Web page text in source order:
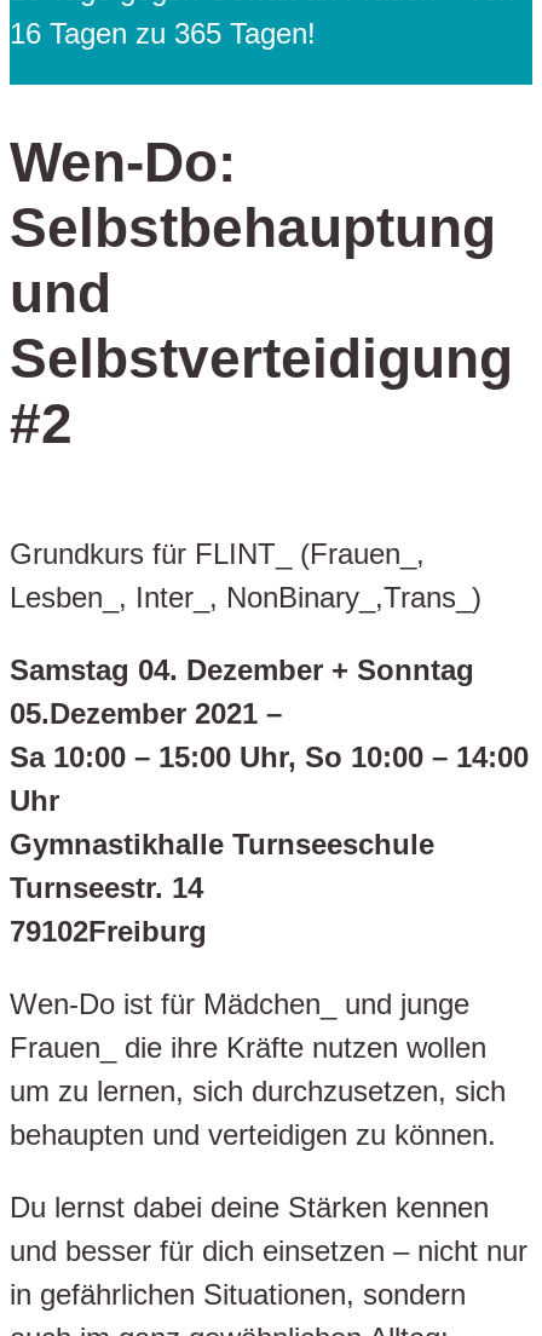
16 Tagen zu 365 Tagen!
Wen-Do:
Selbstbehauptung
und
Selbstverteidigung
#2
Grundkurs für FLINT_ (Frauen_,
Lesben_, Inter_, NonBinary_,Trans_)
Samstag 04. Dezember + Sonntag
05.Dezember 2021 –
Sa 10:00 – 15:00 Uhr, So 10:00 – 14:00
Uhr
Gymnastikhalle Turnseeschule
Turnseestr. 14
79102Freiburg
Wen-Do ist für Mädchen_ und junge
Frauen_ die ihre Kräfte nutzen wollen
um zu lernen, sich durchzusetzen, sich
behaupten und verteidigen zu können.
Du lernst dabei deine Stärken kennen
und besser für dich einsetzen – nicht nur
in gefährlichen Situationen, sondern